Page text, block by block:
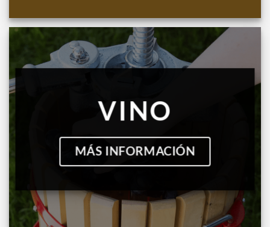
VINO
MÁS INFORMACIÓN